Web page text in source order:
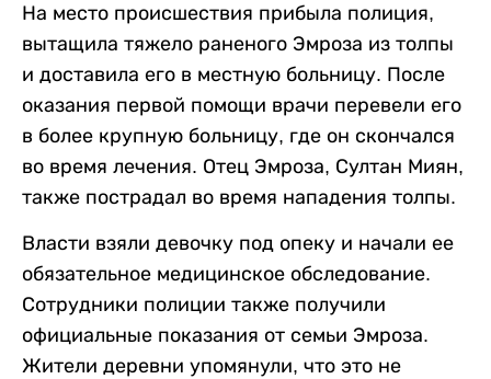
На место происшествия прибыла полиция,
вытащила тяжело раненого Эмроза из толпы
и доставила его в местную больницу. После
оказания первой помощи врачи перевели его
в более крупную больницу, где он скончался
во время лечения. Отец Эмроза, Султан Миян,
также пострадал во время нападения толпы.
Власти взяли девочку под опеку и начали ее
обязательное медицинское обследование.
Сотрудники полиции также получили
официальные показания от семьи Эмроза.
Жители деревни упомянули, что это не